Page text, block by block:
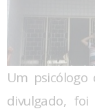
Um
divulgado,